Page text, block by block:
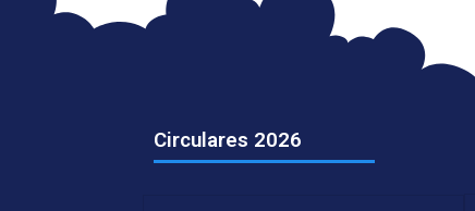
Circulares 2026